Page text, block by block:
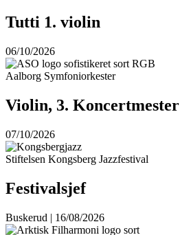
Tutti 1. violin
06/10/2026
Aalborg Symfoniorkester
Violin, 3. Koncertmester
07/10/2026
Stiftelsen Kongsberg Jazzfestival
Festivalsjef
Buskerud | 16/08/2026